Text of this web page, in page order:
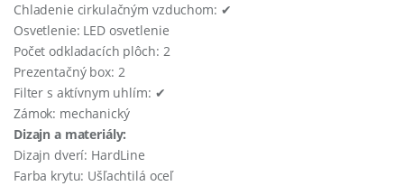
Chladenie cirkulačným vzduchom: ✔
Osvetlenie: LED osvetlenie
Počet odkladacích plôch: 2
Prezentačný box: 2
Filter s aktívnym uhlím: ✔
Zámok: mechanický
Dizajn a materiály:
Dizajn dverí: HardLine
Farba krytu: Ušľachtilá oceľ